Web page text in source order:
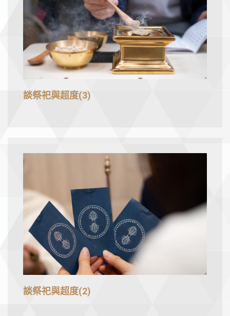
談祭祀與超度(3)
談祭祀與超度(2)